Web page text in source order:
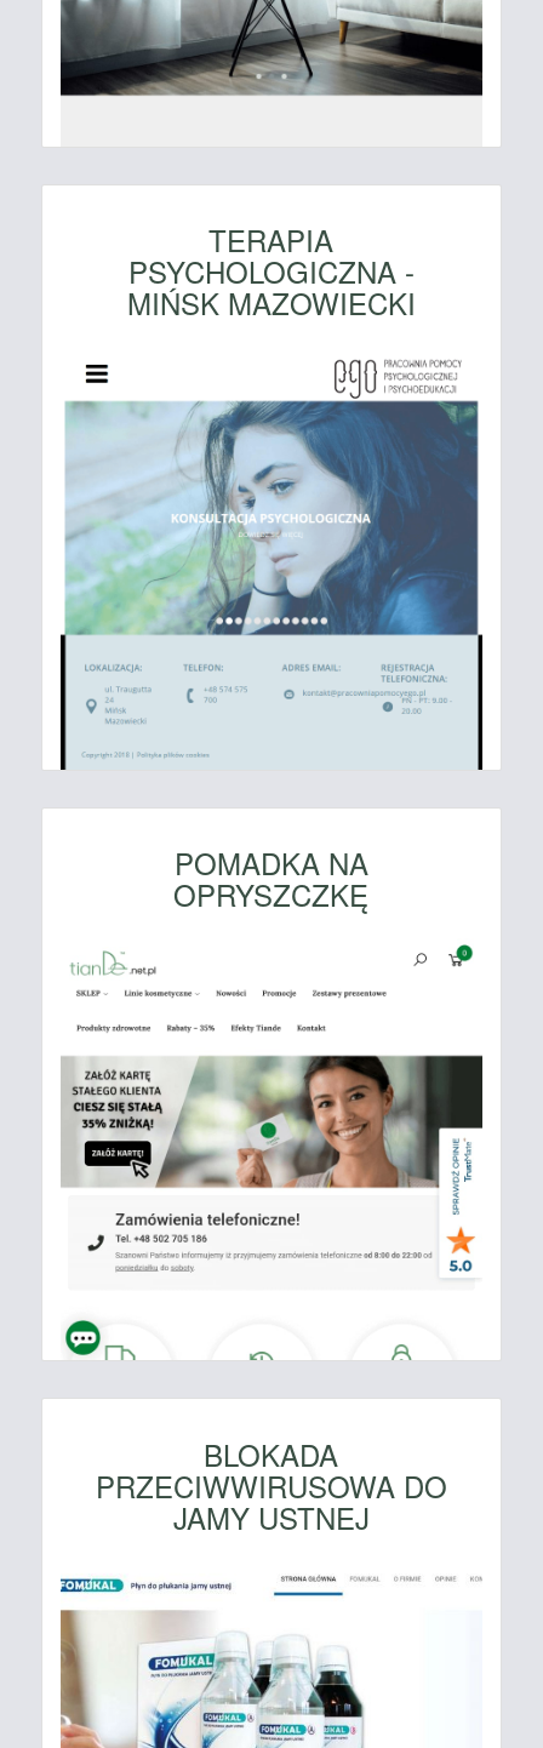
TERAPIA
PSYCHOLOGICZNA -
MIŃSK MAZOWIECKI
POMADKA NA
OPRYSZCZKĘ
BLOKADA
PRZECIWWIRUSOWA DO
JAMY USTNEJ